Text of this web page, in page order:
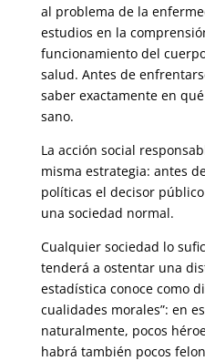
al problema de la
estudios en la
funcionamiento del
salud. Antes de
saber exactamente en
sano.
La acción social
misma estrategia: antes
políticas el decisor
una sociedad normal.
Cualquier sociedad lo
tenderá a ostentar una
estadística conoce como
cualidades morales”: en
naturalmente, pocos
habrá también pocos